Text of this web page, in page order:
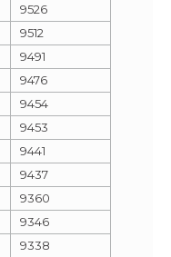
9526
9512
9491
9476
9454
9453
9441
9437
9360
9346
9338